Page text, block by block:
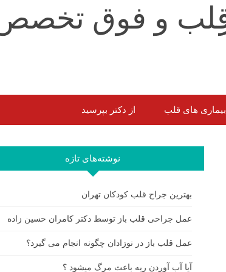
بیماری های قلب از دکتر بپرسید
نوشته‌های تازه
بهترین جراح قلب کودکان تهران
عمل جراحی قلب باز توسط دکتر کامران حسین زاده
عمل قلب باز در نوزادان چگونه انجام می گیرد؟
آیا آب آوردن ریه باعث مرگ میشود ؟